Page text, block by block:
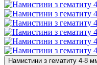
Намистини з гематиту 4-8